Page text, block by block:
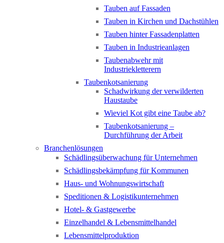
Tauben auf Fassaden
Tauben in Kirchen und Dachstühlen
Tauben hinter Fassadenplatten
Tauben in Industrieanlagen
Taubenabwehr mit
Industriekletterern
Taubenkotsanierung
Schadwirkung der verwilderten
Haustaube
Wieviel Kot gibt eine Taube ab?
Taubenkotsanierung –
Durchführung der Arbeit
Branchenlösungen
Schädlingsüberwachung für Unternehmen
Schädlingsbekämpfung für Kommunen
Haus- und Wohnungswirtschaft
Speditionen & Logistikunternehmen
Hotel- & Gastgewerbe
Einzelhandel & Lebensmittelhandel
Lebensmittelproduktion